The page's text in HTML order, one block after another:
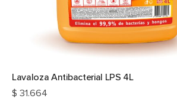
Lavaloza Antibacterial LPS 4L
$ 31.664